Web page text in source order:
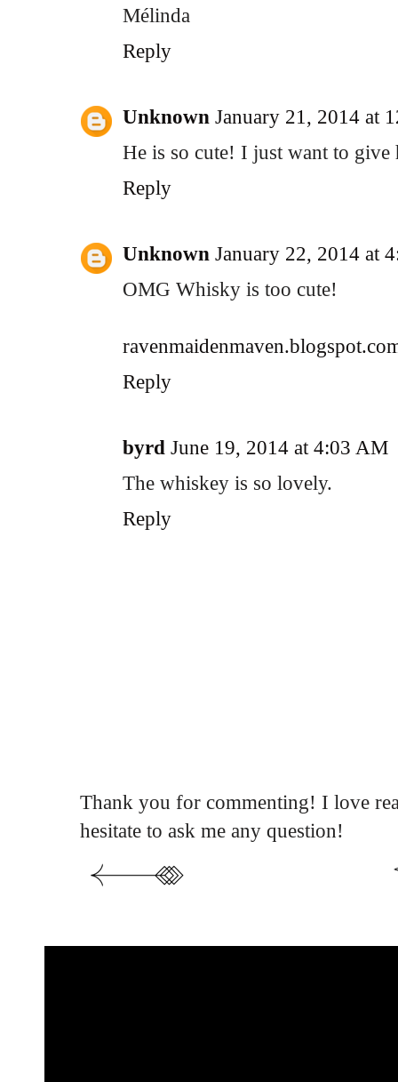
Mélinda
Reply
Unknown January 21, 2014 at
He is so cute! I just want to
Reply
Unknown January 22, 2014 at
OMG Whisky is too cute!
Reply
byrd June 19, 2014 at 4:03 AM
The whiskey is so lovely.
Reply
Thank you for commenting! I love
hesitate to ask me any question!